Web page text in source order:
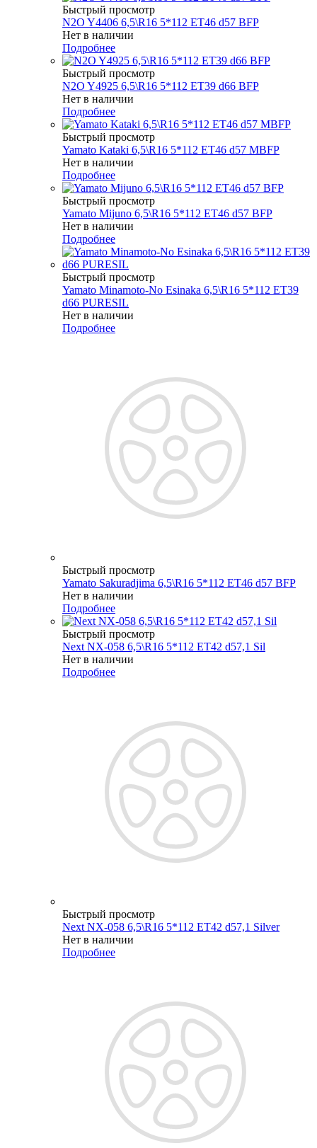
Быстрый просмотр
N2O Y4406 6,5\R16 5*112 ET46 d57 BFP
Нет в наличии
Подробнее
Быстрый просмотр
N2O Y4925 6,5\R16 5*112 ET39 d66 BFP
Нет в наличии
Подробнее
Быстрый просмотр
Yamato Kataki 6,5\R16 5*112 ET46 d57 MBFP
Нет в наличии
Подробнее
Быстрый просмотр
Yamato Mijuno 6,5\R16 5*112 ET46 d57 BFP
Нет в наличии
Подробнее
Быстрый просмотр
Yamato Minamoto-No Esinaka 6,5\R16 5*112 ET39
d66 PURESIL
Нет в наличии
Подробнее
Быстрый просмотр
Yamato Sakuradjima 6,5\R16 5*112 ET46 d57 BFP
Нет в наличии
Подробнее
Быстрый просмотр
Next NX-058 6,5\R16 5*112 ET42 d57,1 Sil
Нет в наличии
Подробнее
Быстрый просмотр
Next NX-058 6,5\R16 5*112 ET42 d57,1 Silver
Нет в наличии
Подробнее